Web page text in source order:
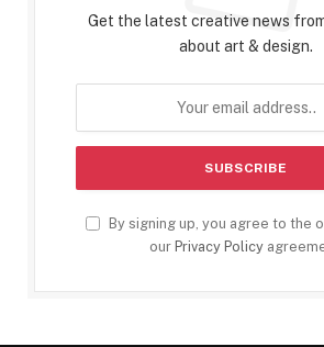
Get the latest creative news
about art & design.
By signing up, you agree to the
our Privacy Policy